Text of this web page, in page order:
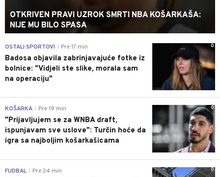
OTKRIVEN PRAVI UZROK SMRTI NBA KOŠARKAŠA:
NIJE MU BILO SPASA
0
OSTALI SPORTOVI Pre 17 min
Badosa objavila zabrinjavajuće fotke iz
bolnice: "Vidjeli ste slike, morala sam
na operaciju"
0
KOŠARKA Pre 19 min
"Prijavljujem se za WNBA draft,
ispunjavam sve uslove": Turčin hoće da
igra sa najboljim košarkašicama
0
FUDBAL Pre 24 min